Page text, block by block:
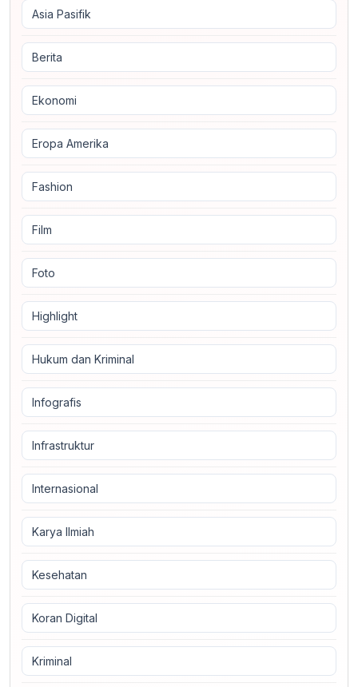
Asia Pasifik
Berita
Ekonomi
Eropa Amerika
Fashion
Film
Foto
Highlight
Hukum dan Kriminal
Infografis
Infrastruktur
Internasional
Karya Ilmiah
Kesehatan
Koran Digital
Kriminal